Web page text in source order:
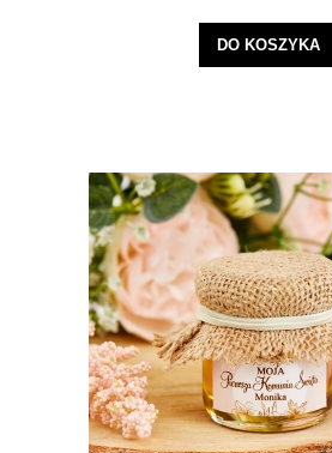
DO KOSZYKA